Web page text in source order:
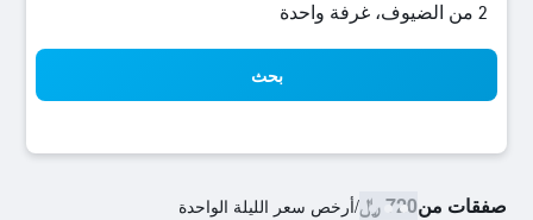
2 من الضيوف، غرفة واحدة
بحث
صفقات من720 ﷼ /أرخص سعر الليلة الواحدة